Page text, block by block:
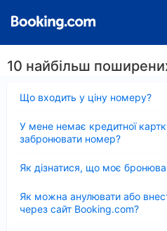
10 найбільш
Що входить у ціну номеру?
У мене немає кредитної
забронювати номер?
Як дізнатися, що моє
Як можна анулювати або
через сайт Booking.com?